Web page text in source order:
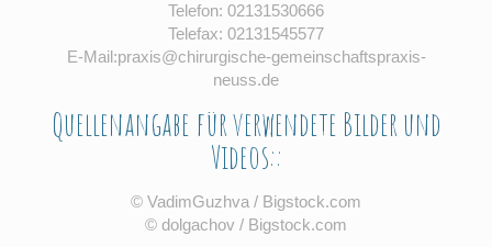
Telefon: 02131530666
Telefax: 02131545577
E-Mail:praxis@chirurgische-gemeinschaftspraxis-
neuss.de
Quellenangabe für verwendete Bilder und
Videos::
© VadimGuzhva / Bigstock.com
© dolgachov / Bigstock.com